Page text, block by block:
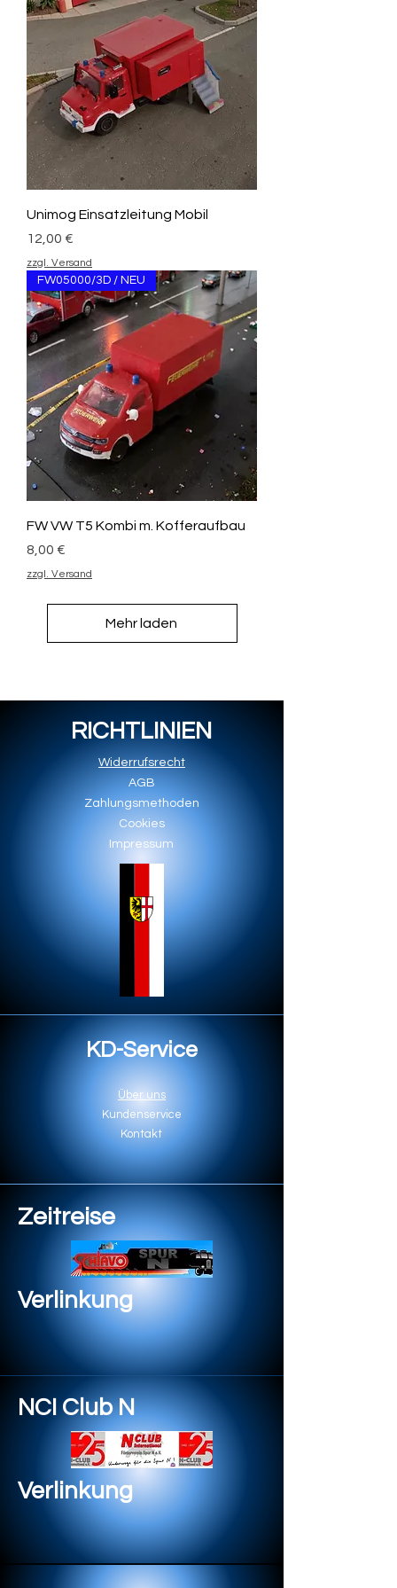
Unimog Einsatzleitung Mobil
Preis
12,00 €
zzgl. Versand
FW05000/3D / NEU
FW VW T5 Kombi m. Kofferaufbau
Preis
8,00 €
zzgl. Versand
Mehr laden
RICHTLINIEN
Widerrufsrecht
AGB
Zahlungsmethoden
Cookies
Impressum
KD-Service
Über uns
Kundenservice
Kontakt
Zeitreise
Verlinkung
NCI Club N
Verlinkung